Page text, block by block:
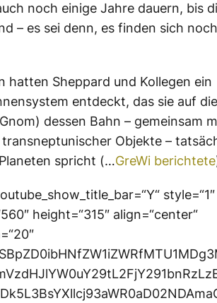
noch einige Jahre dauern, bis
– es sei denn, es finden sich noch
hatten Sheppard und Kollegen ein
entdeckt, das sie auf die
dessen Bahn – gemeinsam
Objekte –
spricht (…GreWi berichtete
style=“1″
height=“315″ align=“center“